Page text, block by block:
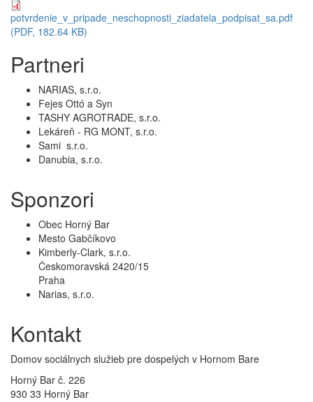
potvrdenie_v_pripade_neschopnosti_ziadatela_podpisat_sa.pdf
(PDF, 182.64 KB)
Partneri
NARIAS, s.r.o.
Fejes Ottó a Syn
TASHY AGROTRADE, s.r.o.
Lekáreň - RG MONT, s.r.o.
Sami s.r.o.
Danubia, s.r.o.
Sponzori
Obec Horný Bar
Mesto Gabčíkovo
Kimberly-Clark, s.r.o.
Českomoravská 2420/15
Praha
Narias, s.r.o.
Kontakt
Domov sociálnych služieb pre dospelých v Hornom Bare
Horný Bar č. 226
930 33 Horný Bar